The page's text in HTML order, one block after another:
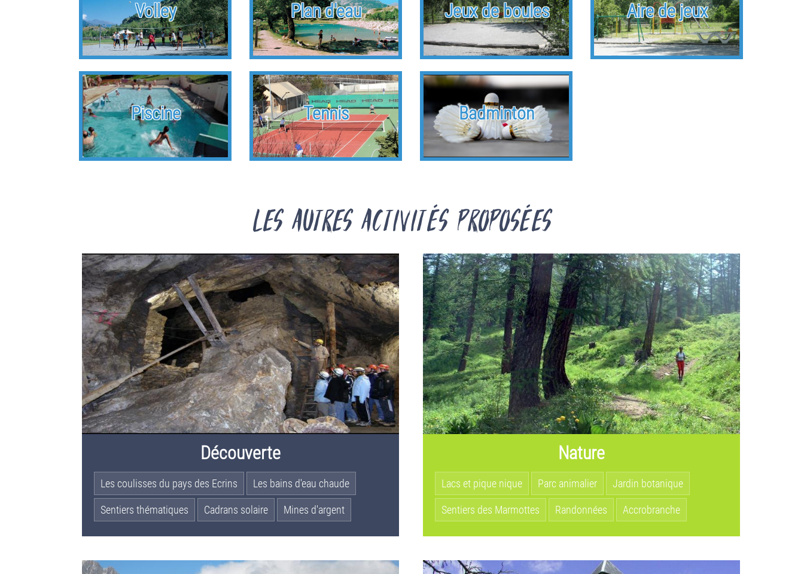
Volley Plan d'eau Jeux de boules Aire de jeux
Piscine Tennis Badminton
Les autres activités proposées
Découverte
Les coulisses du pays des Ecrins Les bains d'eau chaude
Sentiers thématiques Cadrans solaire Mines d'argent
Nature
Lacs et pique nique Parc animalier Jardin botanique
Sentiers des Marmottes Randonnées Accrobranche